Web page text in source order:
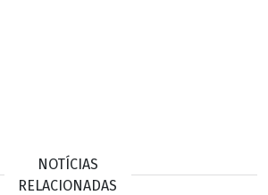
NOTÍCIAS
RELACIONADAS